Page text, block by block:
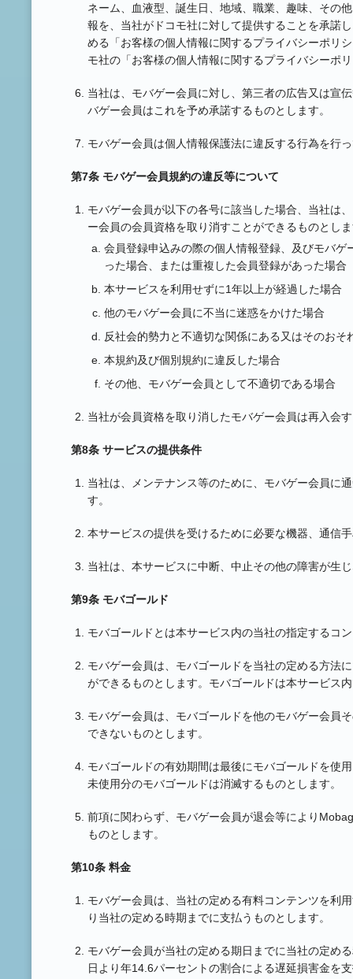
ネーム、血液型、誕生日、地域、職業、趣味、その
報を、当社がドコモ社に対して提供することを承諾
める「お客様の個人情報に関するプライバシーポリ
モ社の「お客様の個人情報に関するプライバシーポ
当社は、モバゲー会員に対し、第三者の広告又は宣
バゲー会員はこれを予め承諾するものとします。
モバゲー会員は個人情報保護法に違反する行為を行
第7条 モバゲー会員規約の違反等について
モバゲー会員が以下の各号に該当した場合、当社は
ー会員の会員資格を取り消すことができるものとし
会員登録申込みの際の個人情報登録、及びモバ
った場合、または重複した会員登録があった場合
本サービスを利用せずに1年以上が経過した場合
他のモバゲー会員に不当に迷惑をかけた場合
反社会的勢力と不適切な関係にある又はそのおそ
本規約及び個別規約に違反した場合
その他、モバゲー会員として不適切である場合
当社が会員資格を取り消したモバゲー会員は再入会
第8条 サービスの提供条件
当社は、メンテナンス等のために、モバゲー会員に
す。
本サービスの提供を受けるために必要な機器、通信
当社は、本サービスに中断、中止その他の障害が生
第9条 モバゴールド
モバゴールドとは本サービス内の当社の指定するコ
モバゲー会員は、モバゴールドを当社の定める方法
ができるものとします。モバゴールドは本サービス
モバゲー会員は、モバゴールドを他のモバゲー会員
できないものとします。
モバゴールドの有効期間は最後にモバゴールドを使
未使用分のモバゴールドは消滅するものとします。
前項に関わらず、モバゲー会員が退会等により
ものとします。
第10条 料金
モバゲー会員は、当社の定める有料コンテンツを利
り当社の定める時期までに支払うものとします。
モバゲー会員が当社の定める期日までに当社の定め
日より年14.6パーセントの割合による遅延損害金を